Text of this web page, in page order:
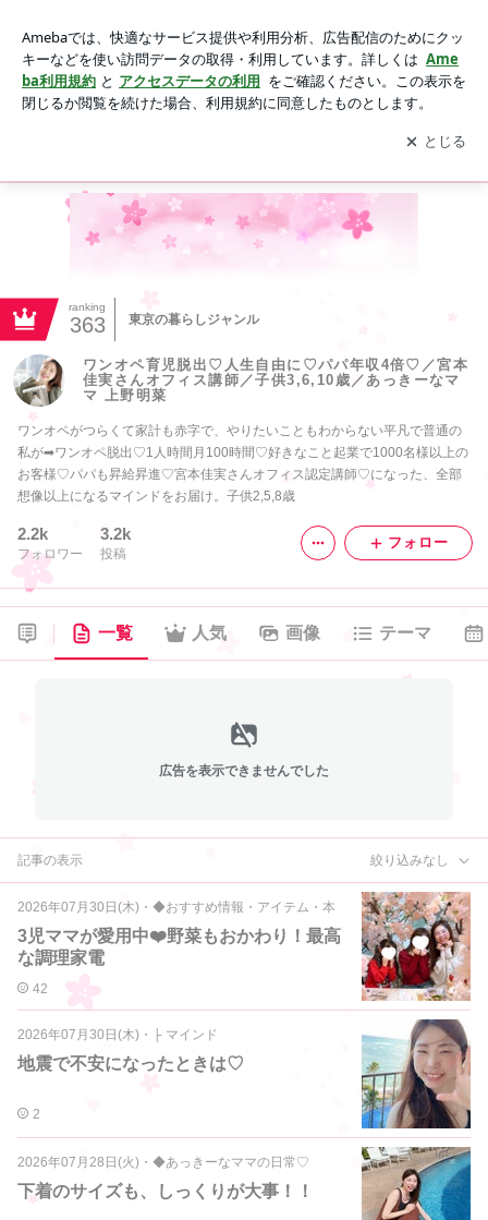
んオフィス講師／子供3,6,10歳／あっきーなママ 上野明菜
アプリをダウンロードして ブログの更新通知
を受け取りまし
ょう。
開く
ranking
363 東京の暮らしジャンル
ワンオペ育児脱出♡人生自由に♡パパ年収4倍♡／宮本
佳実さんオフィス講師／子供3,6,10歳／あっきーなマ
マ 上野明菜
ワンオペがつらくて家計も赤字で、やりたいこともわからない平凡で普通の
私が➡︎ワンオペ脱出♡1人時間月100時間♡好きなこと起業で1000名様以上の
お客様♡パパも昇給昇進♡宮本佳実さんオフィス認定講師♡になった、全部
想像以上になるマインドをお届け。子供2,5,8歳
2.2k
フォロワー
3.2k
投稿
フォロー
一覧 人気 画像 テーマ
広告を表示できませんでした
記事の表示 絞り込みなし
2026年07月30日(木) ・ ◆おすすめ情報・アイテム・本
3児ママが愛用中❤️野菜もおかわり！最高
な調理家電
42
2026年07月30日(木) ・ ├ マインド
地震で不安になったときは♡
2
2026年07月28日(火) ・ ◆あっきーなママの日常♡
下着のサイズも、しっくりが大事！！